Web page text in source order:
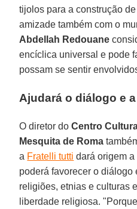
tijolos para a construção
amizade também com o
Abdellah Redouane
encíclica universal e pode
possam se sentir
Ajudará o diálogo e
O diretor doCentro
Mesquita de Roma
a Fratelli tutti dará origem
poderá favorecer o diálogo
religiões, etnias e culturas
liberdade religiosa.